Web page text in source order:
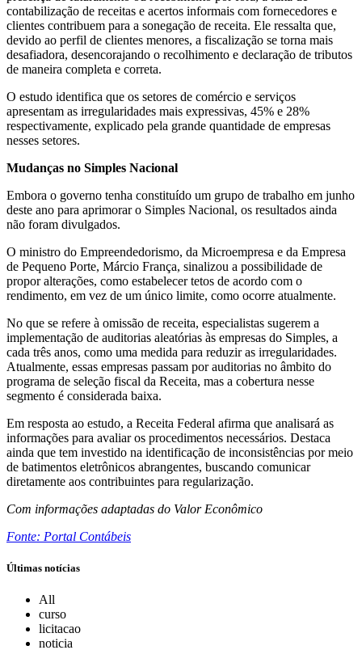
contabilização de receitas e acertos informais com fornecedores e
clientes contribuem para a sonegação de receita. Ele ressalta que,
devido ao perfil de clientes menores, a fiscalização se torna mais
desafiadora, desencorajando o recolhimento e declaração de tributos
de maneira completa e correta.
O estudo identifica que os setores de comércio e serviços
apresentam as irregularidades mais expressivas, 45% e 28%
respectivamente, explicado pela grande quantidade de empresas
nesses setores.
Mudanças no Simples Nacional
Embora o governo tenha constituído um grupo de trabalho em junho
deste ano para aprimorar o Simples Nacional, os resultados ainda
não foram divulgados.
O ministro do Empreendedorismo, da Microempresa e da Empresa
de Pequeno Porte, Márcio França, sinalizou a possibilidade de
propor alterações, como estabelecer tetos de acordo com o
rendimento, em vez de um único limite, como ocorre atualmente.
No que se refere à omissão de receita, especialistas sugerem a
implementação de auditorias aleatórias às empresas do Simples, a
cada três anos, como uma medida para reduzir as irregularidades.
Atualmente, essas empresas passam por auditorias no âmbito do
programa de seleção fiscal da Receita, mas a cobertura nesse
segmento é considerada baixa.
Em resposta ao estudo, a Receita Federal afirma que analisará as
informações para avaliar os procedimentos necessários. Destaca
ainda que tem investido na identificação de inconsistências por meio
de batimentos eletrônicos abrangentes, buscando comunicar
diretamente aos contribuintes para regularização.
Com informações adaptadas do Valor Econômico
Fonte: Portal Contábeis
Últimas notícias
All
curso
licitacao
noticia